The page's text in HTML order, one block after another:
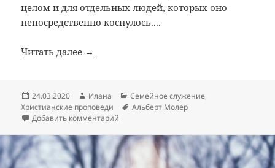
целом и для отдельных людей, которых оно
непосредственно коснулось....
Читать далее →
Опубликовано
24.03.2020 Автор
Илана Рубрики
Семейное служение,
Христианские проповеди
Метки
Альберт Молер
Добавить комментарий